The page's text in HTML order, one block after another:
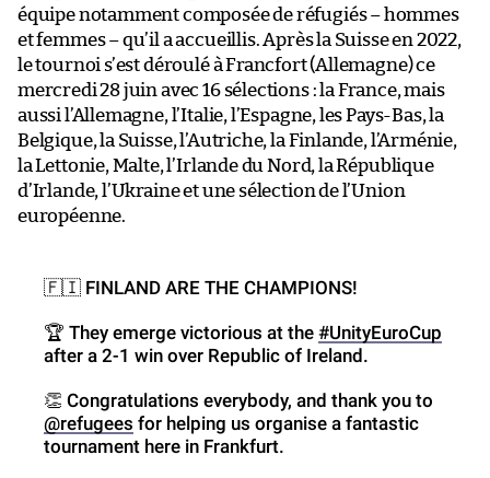
équipe notamment composée de réfugiés – hommes
et femmes – qu’il a accueillis. Après la Suisse en 2022,
le tournoi s’est déroulé à Francfort (Allemagne) ce
mercredi 28 juin avec 16 sélections : la France, mais
aussi l’Allemagne, l’Italie, l’Espagne, les Pays-Bas, la
Belgique, la Suisse, l’Autriche, la Finlande, l’Arménie,
la Lettonie, Malte, l’Irlande du Nord, la République
d’Irlande, l’Ukraine et une sélection de l’Union
européenne.
🇫🇮 FINLAND ARE THE CHAMPIONS!
🏆 They emerge victorious at the #UnityEuroCup
after a 2-1 win over Republic of Ireland.
👏 Congratulations everybody, and thank you to
@refugees for helping us organise a fantastic
tournament here in Frankfurt.